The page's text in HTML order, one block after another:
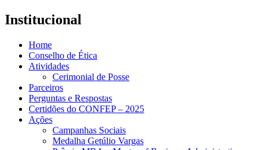
Institucional
Home
Conselho de Ética
Atividades
Cerimonial de Posse
Parceiros
Perguntas e Respostas
Certidões do CONFEP – 2025
Ações
Campanhas Sociais
Medalha Getúlio Vargas